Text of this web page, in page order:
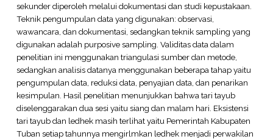
sekunder diperoleh melalui dokumentasi dan studi kepustakaan.
Teknik pengumpulan data yang digunakan: observasi,
wawancara, dan dokumentasi, sedangkan teknik sampling yang
digunakan adalah purposive sampling. Validitas data dalam
penelitian ini menggunakan triangulasi sumber dan metode,
sedangkan analisis datanya menggunakan beberapa tahap yaitu
pengumpulan data, reduksi data, penyajian data, dan penarikan
kesimpulan. Hasil penelitian menunjukkan bahwa tari tayub
diselenggarakan dua sesi yaitu siang dan malam hari. Eksistensi
tari tayub dan ledhek masih terlihat yaitu Pemerintah Kabupaten
Tuban setiap tahunnya mengirlmkan ledhek menjadi perwakilan